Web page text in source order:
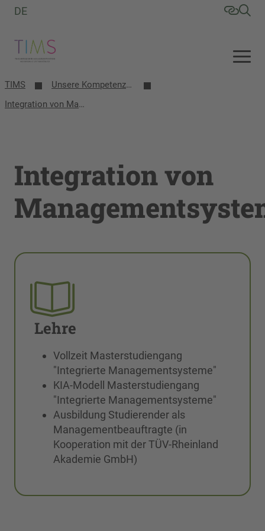
DE
TIMS
Unsere Kompetenzbereiche
Integration von Managementsystemen
Integration von
Lehre
Vollzeit Masterstudiengang
"Integrierte Managementsysteme"
KIA-Modell Masterstudiengang
"Integrierte Managementsysteme"
Ausbildung Studierender als
Managementbeauftragte (in
Kooperation mit der TÜV-Rheinland
Akademie GmbH)